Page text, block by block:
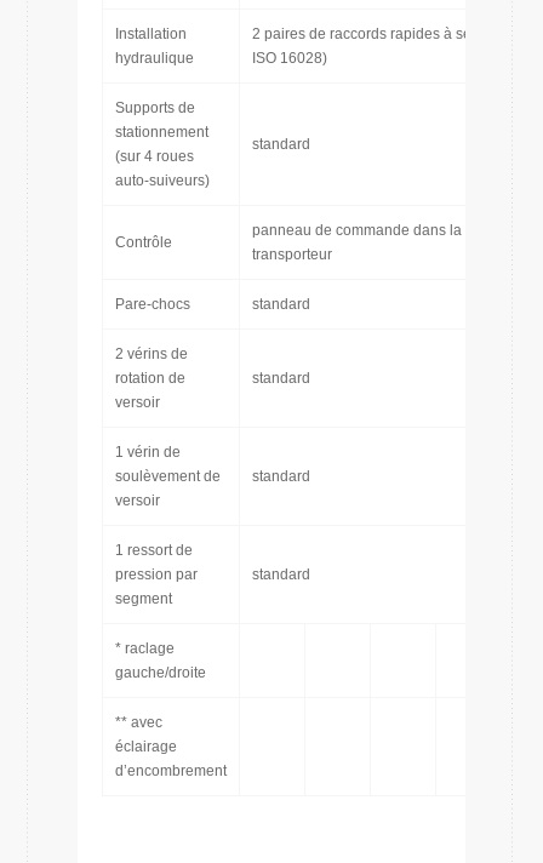
Installation
hydraulique
2 paires de raccords rapides à sec (taille 1/
ISO 16028)
Supports de
stationnement
(sur 4 roues
auto-suiveurs)
standard
Contrôle
panneau de commande dans la cabine du
transporteur
Pare-chocs standard
2 vérins de
rotation de
versoir
standard
1 vérin de
soulèvement de
versoir
standard
1 ressort de
pression par
segment
standard
* raclage
gauche/droite
** avec
éclairage
d’encombrement